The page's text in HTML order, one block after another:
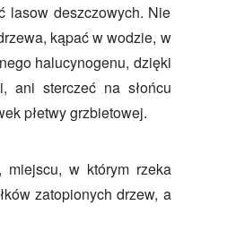
lasow deszczowych. Nie
kąpać w wodzie, w
halucynogenu, dzięki
ani sterczeć na słońcu
płetwy grzbietowej.
w którym rzeka
zatopionych drzew, a